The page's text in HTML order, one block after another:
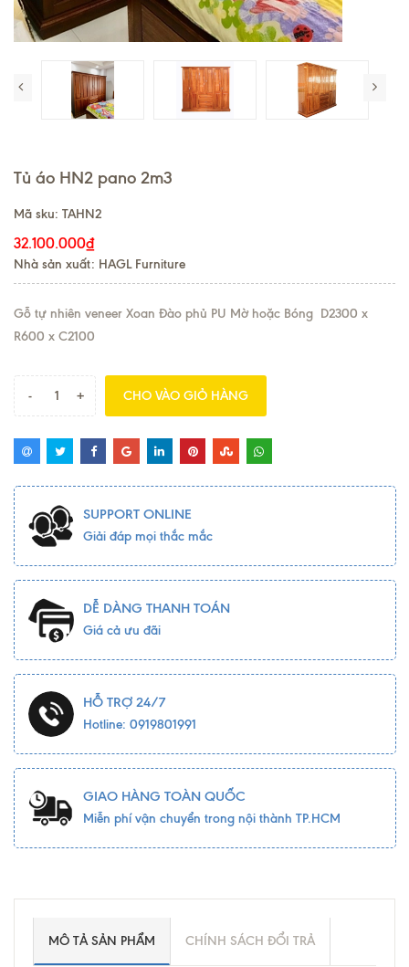
Tủ áo HN2 pano 2m3
Mã sku: TAHN2
32.100.000₫
Nhà sản xuất: HAGL Furniture
Gỗ tự nhiên veneer Xoan Đào phủ PU Mờ hoặc Bóng D2300 x
R600 x C2100
- + CHO VÀO GIỎ HÀNG
SUPPORT ONLINE
Giải đáp mọi thắc mắc
DỄ DÀNG THANH TOÁN
Giá cả ưu đãi
HỖ TRỢ 24/7
Hotline: 0919801991
GIAO HÀNG TOÀN QUỐC
Miễn phí vận chuyển trong nội thành TP.HCM
MÔ TẢ SẢN PHẨM CHÍNH SÁCH ĐỔI TRẢ